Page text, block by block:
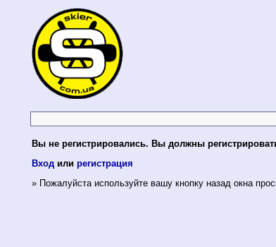
Вы не регистрировались. Вы должны
Входили регистрация
» Пожалуйста используйте вашу кнопку назад окна